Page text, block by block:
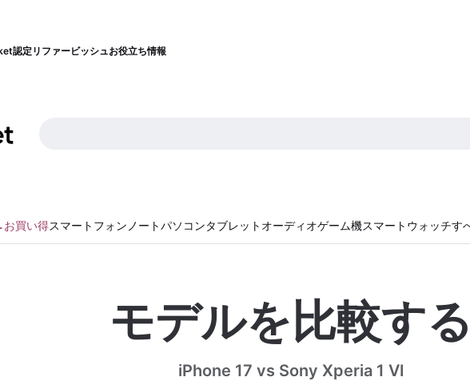
認定リファービッシュお役立ち情報
お買い得スマートフォン ノートパソコンタブレット オーディオゲーム機スマートウォッチす
モデルを比較す
iPhone 17 vs Sony Xperia 1 VI